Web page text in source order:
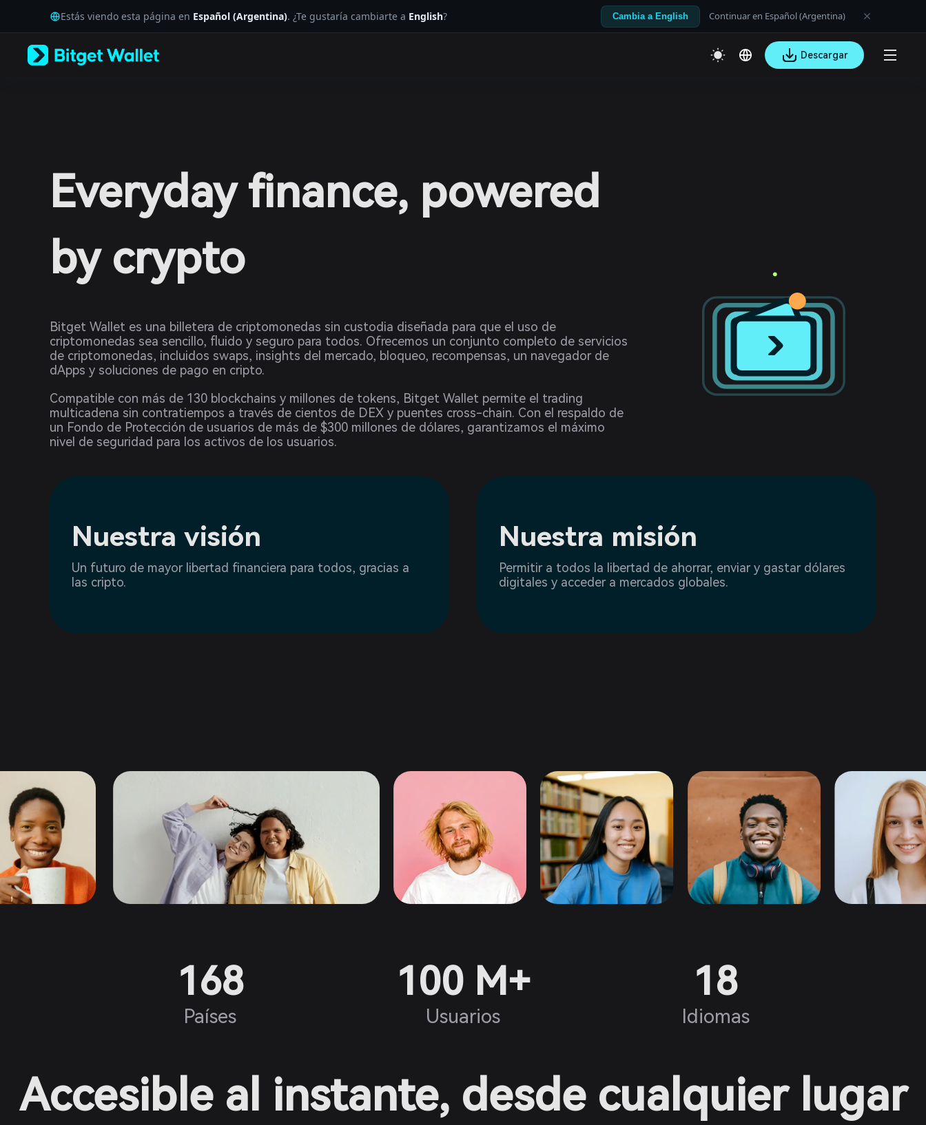
Tiếng Việt
Русский
Español (Latinoamérica)
Bahasa Indonesia
Português (Brasil)
Español (Argentina)
Estás viendo esta página en Español (Argentina). ¿Te gustaría cambiarte a English? Cambia a English Continuar en Español (Argentina)
Descargar
Everyday finance, powered
by crypto
Bitget Wallet es una billetera de criptomonedas sin custodia diseñada para que el uso de
criptomonedas sea sencillo, fluido y seguro para todos. Ofrecemos un conjunto completo de servicios
de criptomonedas, incluidos swaps, insights del mercado, bloqueo, recompensas, un navegador de
dApps y soluciones de pago en cripto.
Compatible con más de 130 blockchains y millones de tokens, Bitget Wallet permite el trading
multicadena sin contratiempos a través de cientos de DEX y puentes cross-chain. Con el respaldo de
un Fondo de Protección de usuarios de más de $300 millones de dólares, garantizamos el máximo
nivel de seguridad para los activos de los usuarios.
Nuestra visión
Un futuro de mayor libertad financiera para todos, gracias a
las cripto.
Nuestra misión
Permitir a todos la libertad de ahorrar, enviar y gastar dólares
digitales y acceder a mercados globales.
168
Países
100 M+
Usuarios
18
Idiomas
Accesible al instante, desde cualquier lugar